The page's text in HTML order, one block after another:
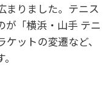
まりました。テニス
が「横浜・山手 テニ
ットの変遷など、